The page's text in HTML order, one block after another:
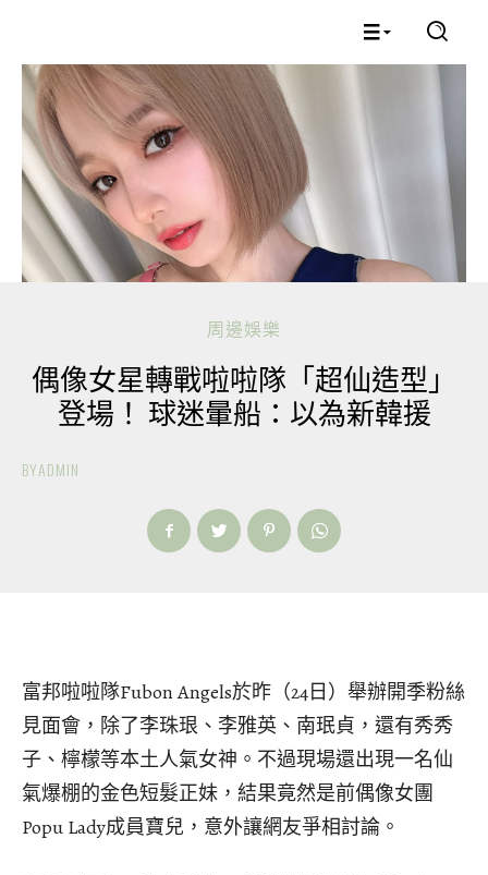
周邊娛樂
偶像女星轉戰啦啦隊「超仙造型」
登場！ 球迷暈船：以為新韓援
BYADMIN
富邦啦啦隊Fubon Angels於昨（24日）舉辦開季粉絲
見面會，除了李珠珢、李雅英、南珉貞，還有秀秀
子、檸檬等本土人氣女神。不過現場還出現一名仙
氣爆棚的金色短髮正妹，結果竟然是前偶像女團
Popu Lady成員寶兒，意外讓網友爭相討論。